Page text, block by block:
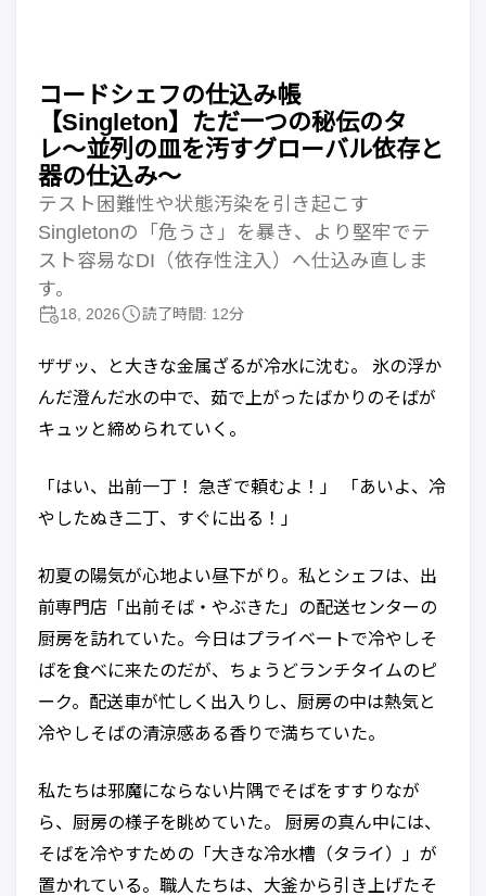
コードシェフの仕込み帳
【Singleton】ただ一つの秘伝のタ
レ〜並列の皿を汚すグローバル依存と
器の仕込み〜
テスト困難性や状態汚染を引き起こす
Singletonの「危うさ」を暴き、より堅牢でテ
スト容易なDI（依存性注入）へ仕込み直しま
す。
18, 2026 読了時間: 12分
ザザッ、と大きな金属ざるが冷水に沈む。 氷の浮か
んだ澄んだ水の中で、茹で上がったばかりのそばが
キュッと締められていく。
「はい、出前一丁！ 急ぎで頼むよ！」 「あいよ、冷
やしたぬき二丁、すぐに出る！」
初夏の陽気が心地よい昼下がり。私とシェフは、出
前専門店「出前そば・やぶきた」の配送センターの
厨房を訪れていた。今日はプライベートで冷やしそ
ばを食べに来たのだが、ちょうどランチタイムのピ
ーク。配送車が忙しく出入りし、厨房の中は熱気と
冷やしそばの清涼感ある香りで満ちていた。
私たちは邪魔にならない片隅でそばをすすりなが
ら、厨房の様子を眺めていた。 厨房の真ん中には、
そばを冷やすための「大きな冷水槽（タライ）」が
置かれている。職人たちは、大釜から引き上げたそ